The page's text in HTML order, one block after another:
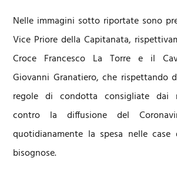
Nelle immagini sotto riportate sono
Vice Priore della Capitanata,
Croce Francesco La Torre e il
Giovanni Granatiero, che rispettando
regole di condotta consigliate dai
contro la diffusione del
quotidianamente la spesa nelle case
bisognose.